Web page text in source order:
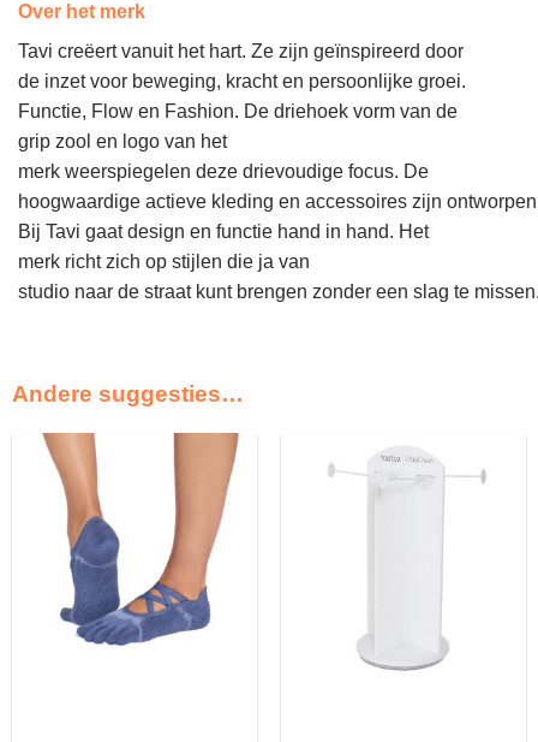
Over het merk
Tavi creëert vanuithet hart. Ze zijn geïnspireerd door
de inzet voor beweging, kracht en persoonlijke groei.
Functie, Flow en Fashion. De driehoek vorm van de
grip zool en logo van het
merk weerspiegelen deze drievoudige focus. De
hoogwaardige actieve kleding en accessoires zijn ontworpen
Bij Tavi gaatdesign en functie hand in hand. Het
merk richt zich op stijlen die ja van
studio naar de straat kunt brengen zonder een slag te missen
Andere suggesties…